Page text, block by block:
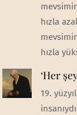
hızla
hızla
‘Her
19.